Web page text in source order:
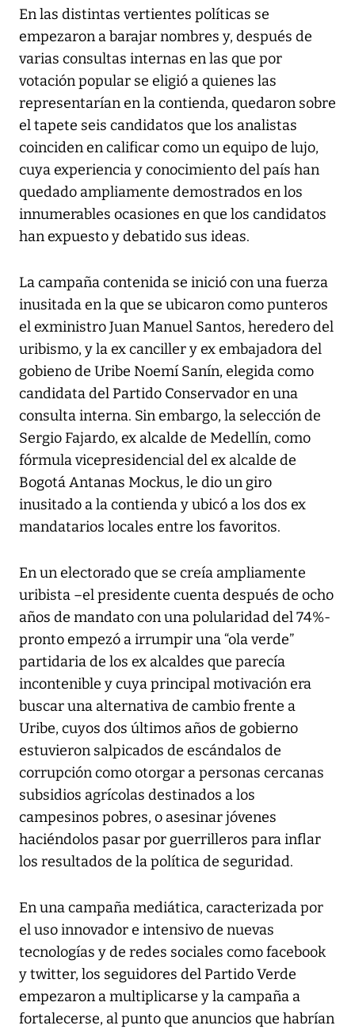
En las distintas vertientes políticas se
empezaron a barajar nombres y, después de
varias consultas internas en las que por
votación popular se eligió a quienes las
representarían en la contienda, quedaron sobre
el tapete seis candidatos que los analistas
coinciden en calificar como un equipo de lujo,
cuya experiencia y conocimiento del país han
quedado ampliamente demostrados en los
innumerables ocasiones en que los candidatos
han expuesto y debatido sus ideas.
La campaña contenida se inició con una fuerza
inusitada en la que se ubicaron como punteros
el exministro Juan Manuel Santos, heredero del
uribismo, y la ex canciller y ex embajadora del
gobieno de Uribe Noemí Sanín, elegida como
candidata del Partido Conservador en una
consulta interna. Sin embargo, la selección de
Sergio Fajardo, ex alcalde de Medellín, como
fórmula vicepresidencial del ex alcalde de
Bogotá Antanas Mockus, le dio un giro
inusitado a la contienda y ubicó a los dos ex
mandatarios locales entre los favoritos.
En un electorado que se creía ampliamente
uribista –el presidente cuenta después de ocho
años de mandato con una polularidad del 74%-
pronto empezó a irrumpir una “ola verde”
partidaria de los ex alcaldes que parecía
incontenible y cuya principal motivación era
buscar una alternativa de cambio frente a
Uribe, cuyos dos últimos años de gobierno
estuvieron salpicados de escándalos de
corrupción como otorgar a personas cercanas
subsidios agrícolas destinados a los
campesinos pobres, o asesinar jóvenes
haciéndolos pasar por guerrilleros para inflar
los resultados de la política de seguridad.
En una campaña mediática, caracterizada por
el uso innovador e intensivo de nuevas
tecnologías y de redes sociales como facebook
y twitter, los seguidores del Partido Verde
empezaron a multiplicarse y la campaña a
fortalecerse, al punto que anuncios que habrían